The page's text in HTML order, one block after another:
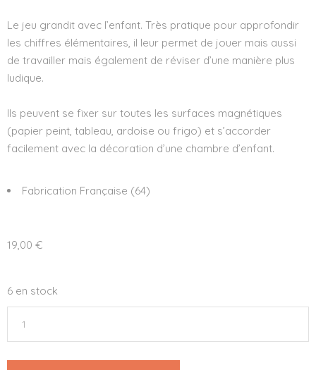
Le jeu grandit avec l’enfant. Très pratique pour approfondir
les chiffres élémentaires, il leur permet de jouer mais aussi
de travailler mais également de réviser d’une manière plus
ludique.
Ils peuvent se fixer sur toutes les surfaces magnétiques
(papier peint, tableau, ardoise ou frigo) et s’accorder
facilement avec la décoration d’une chambre d’enfant.
Fabrication Française (64)
19,00 €
6 en stock